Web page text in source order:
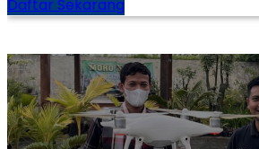
Daftar Sekarang